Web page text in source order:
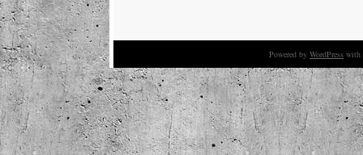
Powered by WordPress with